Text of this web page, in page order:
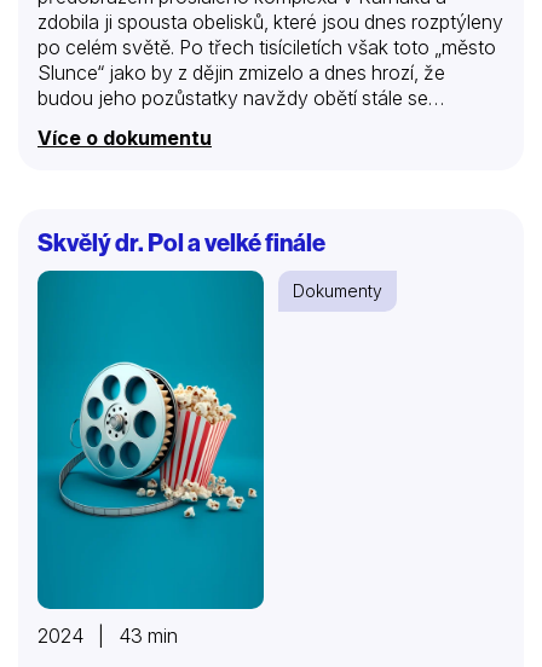
zdobila ji spousta obelisků, které jsou dnes rozptýleny
po celém světě. Po třech tisíciletích však toto „město
Slunce“ jako by z dějin zmizelo a dnes hrozí, že
budou jeho pozůstatky navždy obětí stále se
z německých a egyptských odborníků nyní pátrá po
Více o dokumentu
Skvělý dr. Pol a velké finále
Dokumenty
2024 | 43 min